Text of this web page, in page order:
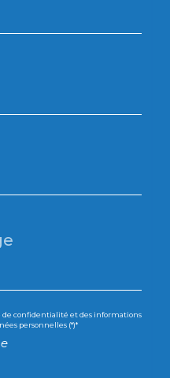
de confidentialité et des informations
personnelles (*)*